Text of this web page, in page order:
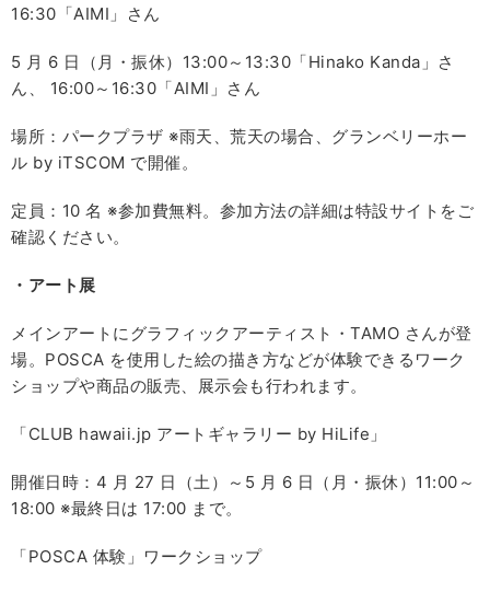
16:30「AIMI」さん
5 月 6 日（月・振休）13:00～13:30「Hinako Kanda」さ
ん、 16:00～16:30「AIMI」さん
場所：パークプラザ ※雨天、荒天の場合、グランベリーホー
ル by iTSCOM で開催。
定員：10 名 ※参加費無料。参加方法の詳細は特設サイトをご
確認ください。
・アート展
メインアートにグラフィックアーティスト・TAMO さんが登
場。POSCA を使用した絵の描き方などが体験できるワーク
ショップや商品の販売、展示会も行われます。
「CLUB hawaii.jp アートギャラリー by HiLife」
開催日時：4 月 27 日（土）～5 月 6 日（月・振休）11:00～
18:00 ※最終日は 17:00 まで。
「POSCA 体験」ワークショップ